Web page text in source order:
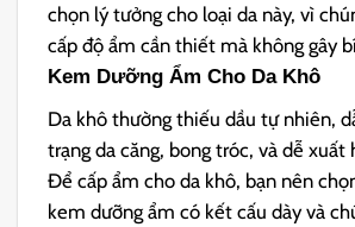
chọn lý tưởng cho loại da này, vì
cấp độ ẩm cần thiết mà không gây
Kem Dưỡng Ẩm Cho Da Khô
Da khô thường thiếu dầu tự nhiên,
trạng da căng, bong tróc, và dễ xuất
Để cấp ẩm cho da khô, bạn nên
kem dưỡng ẩm có kết cấu dày và